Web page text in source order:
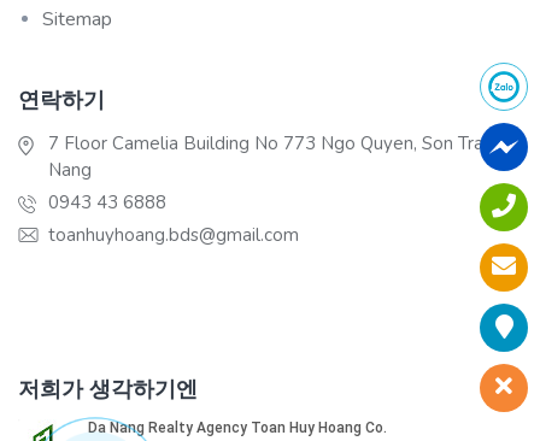
Sitemap
연락하기
7 Floor Camelia Building No 773 Ngo Quyen, Son Tra, Da
Nang
0943 43 6888
toanhuyhoang.bds@gmail.com
저희가 생각하기엔